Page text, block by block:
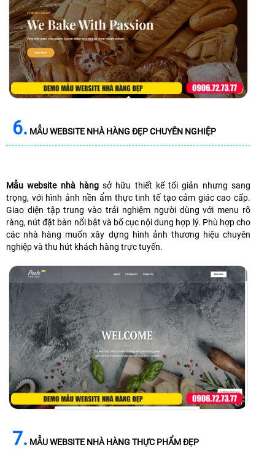
6. MẪU WEBSITE NHÀ HÀNG ĐẸP CHUYÊN NGHIỆP
Mẫu website nhà hàngsở hữu thiết kế tối giản nhưng sang
trọng, với hình ảnh nền ẩm thực tinh tế tạo cảm giác cao cấp.
Giao diện tập trung vào trải nghiệm người dùng với menu rõ
ràng, nút đặt bàn nổi bật và bố cục nội dung hợp lý. Phù hợp cho
các nhà hàng muốn xây dựng hình ảnh thương hiệu chuyên
nghiệp và thu hút khách hàng trực tuyến.
7. MẪU WEBSITE NHÀ HÀNG THỰC PHẨM ĐẸP